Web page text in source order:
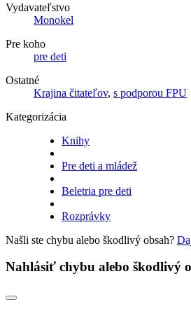
Vydavateľstvo
Monokel
Pre koho
pre deti
Ostatné
Krajina čitateľov, s podporou FPU
Kategorizácia
Knihy
Pre deti a mládež
Beletria pre deti
Rozprávky
Našli ste chybu alebo škodlivý obsah?
Nahlásiť chybu alebo škodlivý